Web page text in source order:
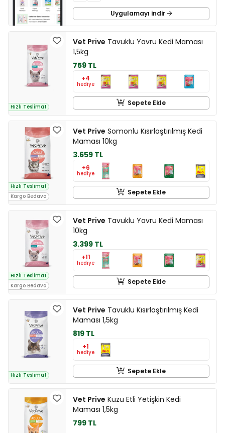
Uygulamayı indir
Hızlı Teslimat
Vet Prive Tavuklu Yavru Kedi Maması
1,5kg
759 TL
+4
hediye
Sepete Ekle
Hızlı Teslimat
Kargo Bedava
Vet Prive Somonlu Kısırlaştırılmış Kedi
Maması 10kg
3.659 TL
+6
hediye
Sepete Ekle
Hızlı Teslimat
Kargo Bedava
Vet Prive Tavuklu Yavru Kedi Maması
10kg
3.399 TL
+11
hediye
Sepete Ekle
Hızlı Teslimat
Vet Prive Tavuklu Kısırlaştırılmış Kedi
Maması 1,5kg
819 TL
+1
hediye
Sepete Ekle
Vet Prive Kuzu Etli Yetişkin Kedi
Maması 1,5kg
799 TL